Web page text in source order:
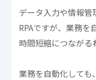
データ入力や情報
RPAですが、業務を
時間短縮につながる
業務を自動化しても